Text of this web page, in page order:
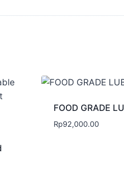
FOOD GRADE
Rp92,000.00